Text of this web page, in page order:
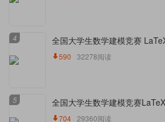
4 全国大学生数学建模竞赛
590 32278阅读
5 全国大学生数学建模竞赛
704 29360阅读